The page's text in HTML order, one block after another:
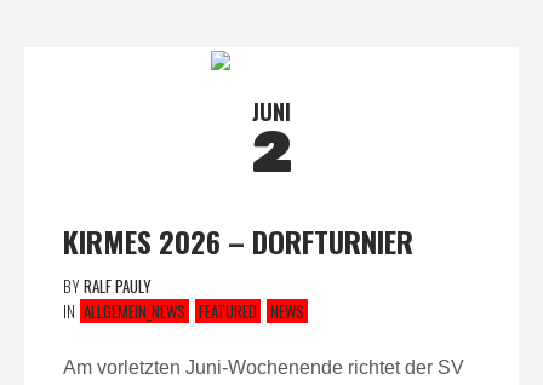
JUNI
2
KIRMES 2026 – DORFTURNIER
BYRALF PAULY
IN ALLGEMEIN_NEWS FEATURED NEWS
Am vorletzten Juni-Wochenende richtet der SV